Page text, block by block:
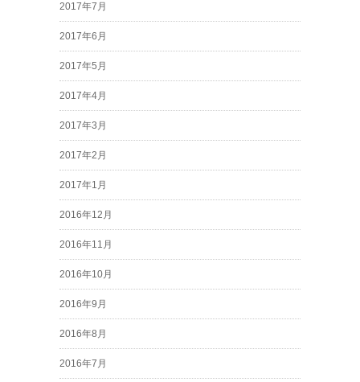
2017年7月
2017年6月
2017年5月
2017年4月
2017年3月
2017年2月
2017年1月
2016年12月
2016年11月
2016年10月
2016年9月
2016年8月
2016年7月